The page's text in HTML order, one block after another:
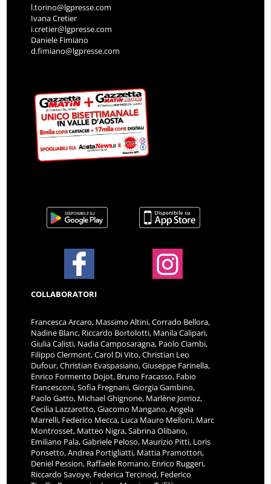
l.torino@lgpresse.com
Ivana Cretier
i.cretier@lgpresse.com
Daniele Fimiano
d.fimiano@lgpresse.com
COLLABORATORI
Francesca Arcaro, Massimo Altini, Corrado Bellora,
Nadine Blanc, Riccardo Bortolotti, Manila Calipari,
Giulia Calisti, Nadia Camposaragna, Paolo Ciambi,
Filippo Clermont, Carol Di Vito, Christian Leo
Dufour, Christian Evaspasiano, Giuseppe Farinella,
Enrico Formento Dojot, Bruno Fracasso, Fabio
Francesconi, Sofia Fregnani, Giorgia Gambino,
Paolo Gatto, Michael Ghignone, Marlène Jorrioz,
Cecilia Lazzarotto, Giacomo Mangano, Angela
Marrelli, Federico Mecca, Luca Mauro Melloni, Marc
Montrosset, Matteo Nigra, Sabrina Olibano,
Emiliano Pala, Gabriele Peloso, Maurizio Pitti, Loris
Ponsetto, Andrea Portigliatti, Mattia Pramotton,
Deniel Pession, Raffaele Romano, Enrico Ruggeri,
Riccardo Savoye, Federica Tercinod, Federico